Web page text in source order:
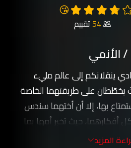
😘
54تقييم
الأنمي
ينقلانكم إلى عالم مليء
يخطّطان على طريقتهما الخاصة
بها، إلا أن أختهما سندس
أفكارهما، حيث تخبر أمها بما
فتتسبب لهما بذلك في مشكلات
المزيد